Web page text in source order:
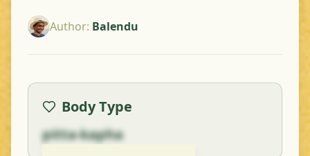
Author: Balendu
Body Type
pitta-kapha